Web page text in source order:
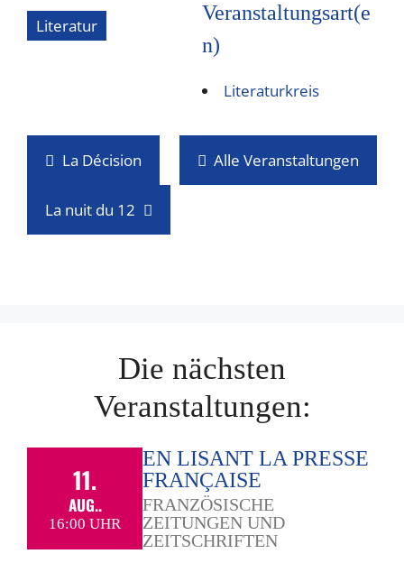
Literatur
Veranstaltungsart(e
n)
Literaturkreis
La Décision Alle Veranstaltungen
La nuit du 12
Die nächsten
Veranstaltungen:
11.
AUG..
16:00 UHR
EN LISANT LA PRESSE
FRANÇAISE
FRANZÖSISCHE
ZEITUNGEN UND
ZEITSCHRIFTEN